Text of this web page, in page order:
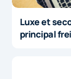
Luxe et
principal